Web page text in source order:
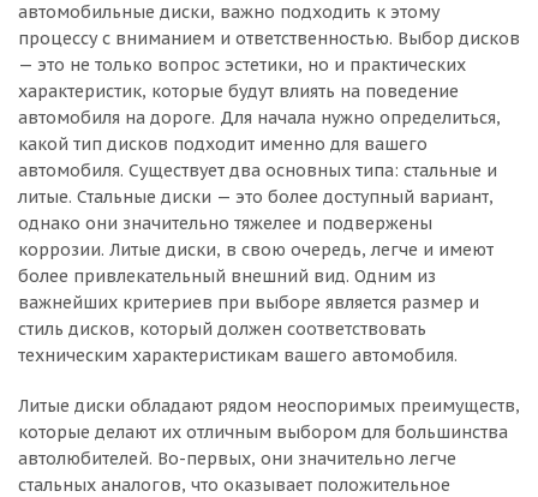
автомобильные диски, важно подходить к этому
процессу с вниманием и ответственностью. Выбор дисков
— это не только вопрос эстетики, но и практических
характеристик, которые будут влиять на поведение
автомобиля на дороге. Для начала нужно определиться,
какой тип дисков подходит именно для вашего
автомобиля. Существует два основных типа: стальные и
литые. Стальные диски — это более доступный вариант,
однако они значительно тяжелее и подвержены
коррозии. Литые диски, в свою очередь, легче и имеют
более привлекательный внешний вид. Одним из
важнейших критериев при выборе является размер и
стиль дисков, который должен соответствовать
техническим характеристикам вашего автомобиля.
Литые диски обладают рядом неоспоримых преимуществ,
которые делают их отличным выбором для большинства
автолюбителей. Во-первых, они значительно легче
стальных аналогов, что оказывает положительное